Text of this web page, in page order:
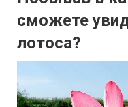
сможете
лотоса?